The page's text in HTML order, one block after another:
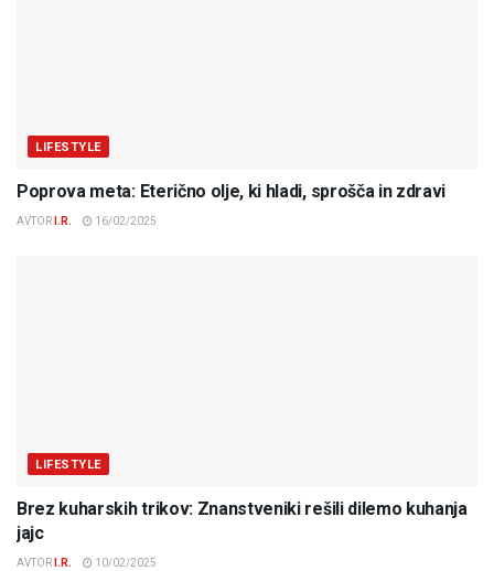
LIFESTYLE
Poprova meta: Eterično olje, ki hladi, sprošča in zdravi
AVTOR I.R. 16/02/2025
LIFESTYLE
Brez kuharskih trikov: Znanstveniki rešili dilemo kuhanja
jajc
AVTOR I.R. 10/02/2025